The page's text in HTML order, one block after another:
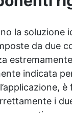
per risultati
la
da due
indicata
i